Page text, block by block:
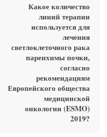
Какое количество
линий терапии
используется для
лечения
светлоклеточного рака
паренхимы почки,
согласно
рекомендациям
Европейского общества
медицинской
онкологии (ESMO)
2019?